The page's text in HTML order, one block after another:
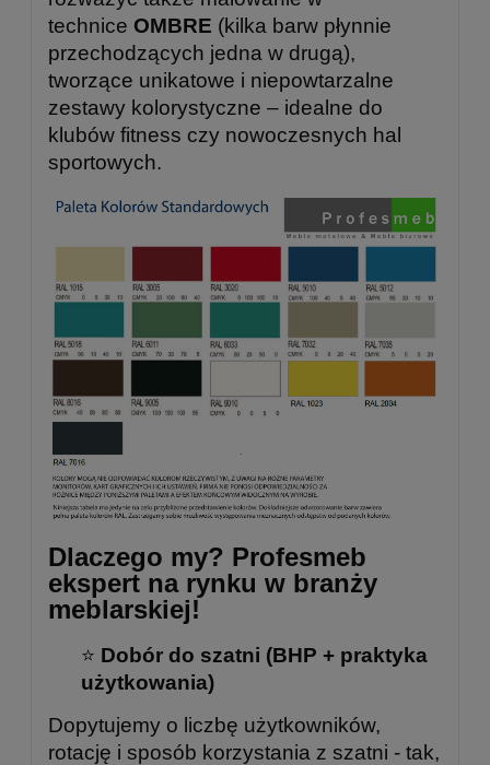
technice OMBRE (kilka barw płynnie
przechodzących jedna w drugą),
tworzące unikatowe i niepowtarzalne
zestawy kolorystyczne – idealne do
klubów fitness czy nowoczesnych hal
sportowych.
Dlaczego my? Profesmeb
ekspert na rynku w branży
meblarskiej!
⭐ Dobór do szatni (BHP + praktyka
użytkowania)
Dopytujemy o liczbę użytkowników,
rotację i sposób korzystania z szatni - tak,